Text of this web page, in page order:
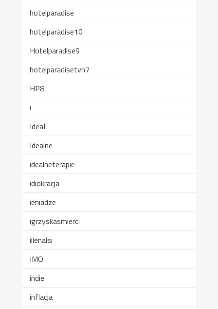
hotelparadise
hotelparadise10
Hotelparadise9
hotelparadisetvn7
HP8
i
Ideał
Idealne
idealneterapie
idiokracja
ieniadze
igrzyskasmierci
illenalsi
IMO
indie
inflacja